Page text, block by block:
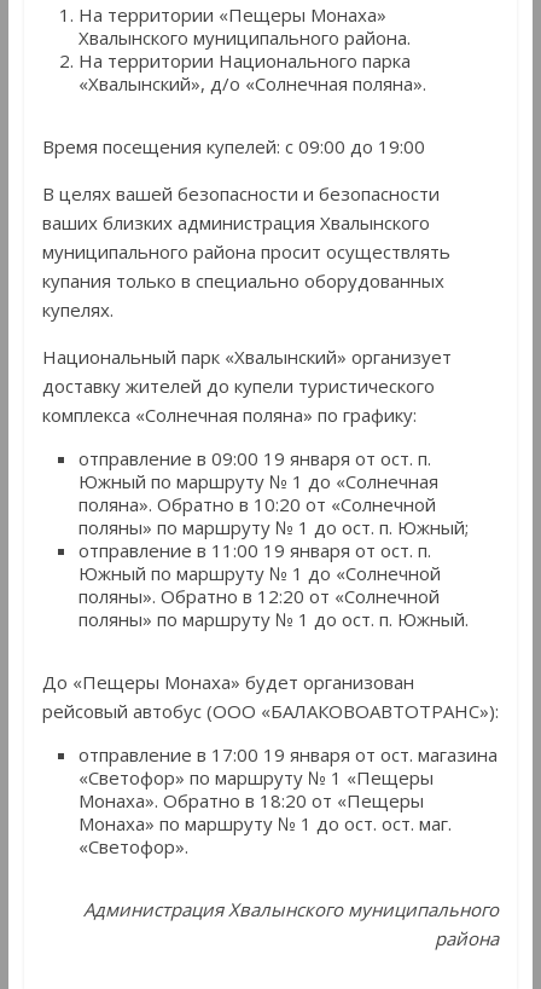
На территории «Пещеры Монаха»
Хвалынского муниципального района.
На территории Национального парка
«Хвалынский», д/о «Солнечная поляна».
Время посещения купелей: с 09:00 до 19:00
В целях вашей безопасности и безопасности
ваших близких администрация Хвалынского
муниципального района просит осуществлять
купания только в специально оборудованных
купелях.
Национальный парк «Хвалынский» организует
доставку жителей до купели туристического
комплекса «Солнечная поляна» по графику:
отправление в 09:00 19 января от ост. п.
Южный по маршруту № 1 до «Солнечная
поляна». Обратно в 10:20 от «Солнечной
поляны» по маршруту № 1 до ост. п. Южный;
отправление в 11:00 19 января от ост. п.
Южный по маршруту № 1 до «Солнечной
поляны». Обратно в 12:20 от «Солнечной
поляны» по маршруту № 1 до ост. п. Южный.
До «Пещеры Монаха» будет организован
рейсовый автобус (ООО «БАЛАКОВОАВТОТРАНС»):
отправление в 17:00 19 января от ост. магазина
«Светофор» по маршруту № 1 «Пещеры
Монаха». Обратно в 18:20 от «Пещеры
Монаха» по маршруту № 1 до ост. ост. маг.
«Светофор».
Администрация Хвалынского муниципального
района